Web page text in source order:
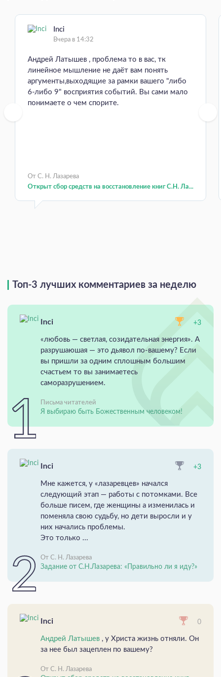
Inci
Вчера в 14:32
Андрей Латышев , проблема то в вас, тк
линейное мышление не даёт вам понять
аргументы,выходящие за рамки вашего "либо
6-либо 9" восприятия событий. Вы сами мало
понимаете о чем спорите.
От С. Н. Лазарева
Открыт сбор средств на восстановление книг С.Н. Ла...
Топ-3 лучших комментариев за неделю
Inci +3
«любовь — светлая, созидательная энергия». А
разрушаюшая — это дьявол по-вашему? Если
вы пришли за одним сплошным большим
счастьем то вы занимаетесь
саморазрушением.
Письма читателей
Я выбираю быть Божественным человеком!
Inci +3
Мне кажется, у «лазаревцев» начался
следующий этап — работы с потомками. Все
больше писем, где женщины а изменилась и
поменяла свою судьбу, но дети выросли и у
них начались проблемы.
Это только ...
От С. Н. Лазарева
Задание от С.Н.Лазарева: «Правильно ли я иду?»
Inci 0
Андрей Латышев , у Христа жизнь отняли. Он
за нее был зацеплен по вашему?
От С. Н. Лазарева